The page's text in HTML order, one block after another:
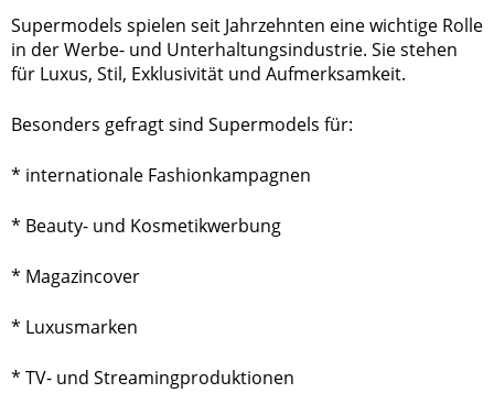
Supermodels spielen seit Jahrzehnten eine wichtige Rolle
in der Werbe- und Unterhaltungsindustrie. Sie stehen
für Luxus, Stil, Exklusivität und Aufmerksamkeit.
Besonders gefragt sind Supermodels für:
* internationale Fashionkampagnen
* Beauty- und Kosmetikwerbung
* Magazincover
* Luxusmarken
* TV- und Streamingproduktionen